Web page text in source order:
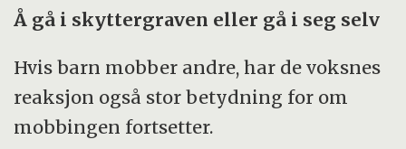
Å gå i skyttergraven eller gå i seg selv
Hvis barn mobber andre, har de voksnes
reaksjon også stor betydning for om
mobbingen fortsetter.